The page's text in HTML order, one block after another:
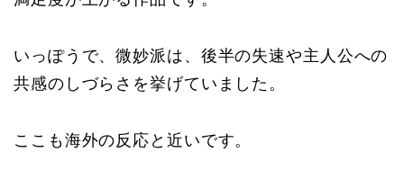
いっぽうで、微妙派は、後半の失速や主人公への
共感のしづらさを挙げていました。
ここも海外の反応と近いです。